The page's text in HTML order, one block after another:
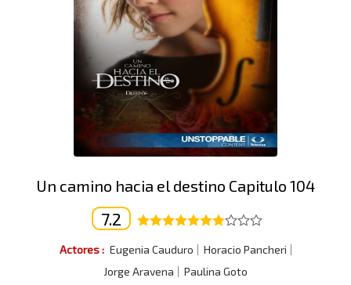
Un camino hacia el destino Capitulo 104
7.2
Actores : Eugenia Cauduro
Horacio Pancheri
Jorge Aravena
Paulina Goto